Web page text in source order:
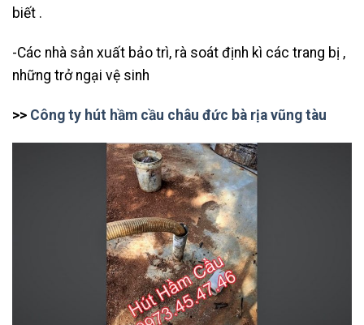
biết .
-Các nhà sản xuất bảo trì, rà soát định kì các trang bị ,
những trở ngại vệ sinh
>> Công ty hút hầm cầu châu đức bà rịa vũng tàu